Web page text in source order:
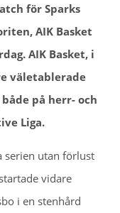
för Sparks
AIK Basket
AIK Basket, i
väletablerade
på herr- och
Liga.
serien utan förlust
vidare
i en stenhård